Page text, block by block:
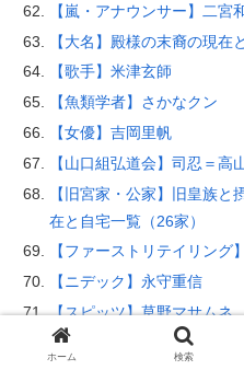
【嵐・アナウンサー】二宮
【大名】殿様の末裔の現在
【歌手】米津玄師
【魚類学者】さかなクン
【女優】吉岡里帆
【山口組弘道会】司忍＝高
【旧宮家・公家】旧皇族と
在と自宅一覧（26家）
【ファーストリテイリング
【ニデック】永守重信
【スピッツ】草野マサムネ
【デザイナー・モデル】滝
ホーム 検索